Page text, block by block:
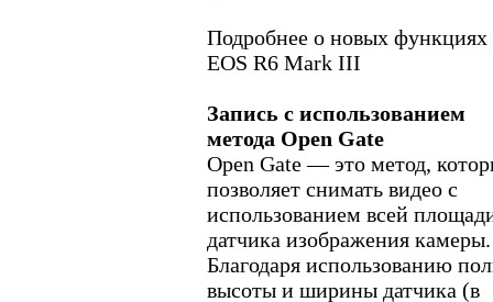
Подробнее о новых функциях
EOS R6 Mark III
Запись с использованием
метода Open Gate
Open Gate — это метод,
позволяет снимать видео с
использованием всей
датчика изображения камеры.
Благодаря использованию
высоты и ширины датчика (в